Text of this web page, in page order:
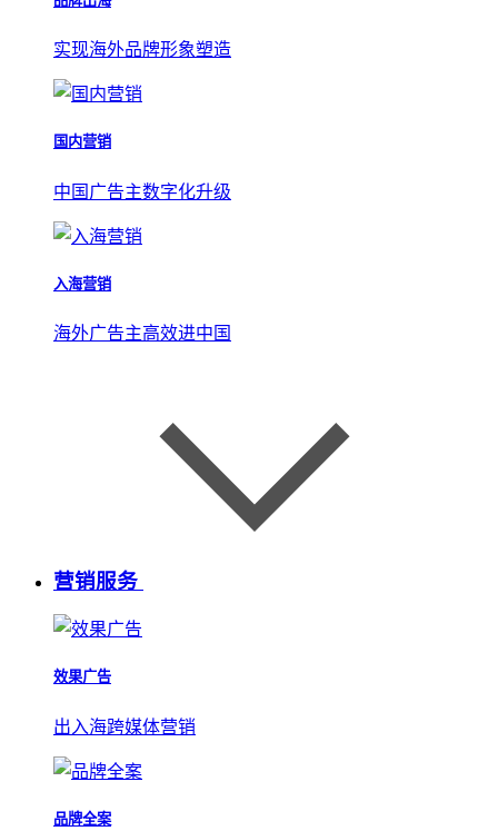
实现海外品牌形象塑造
国内营销
中国广告主数字化升级
入海营销
海外广告主高效进中国
营销服务
效果广告
出入海跨媒体营销
品牌全案